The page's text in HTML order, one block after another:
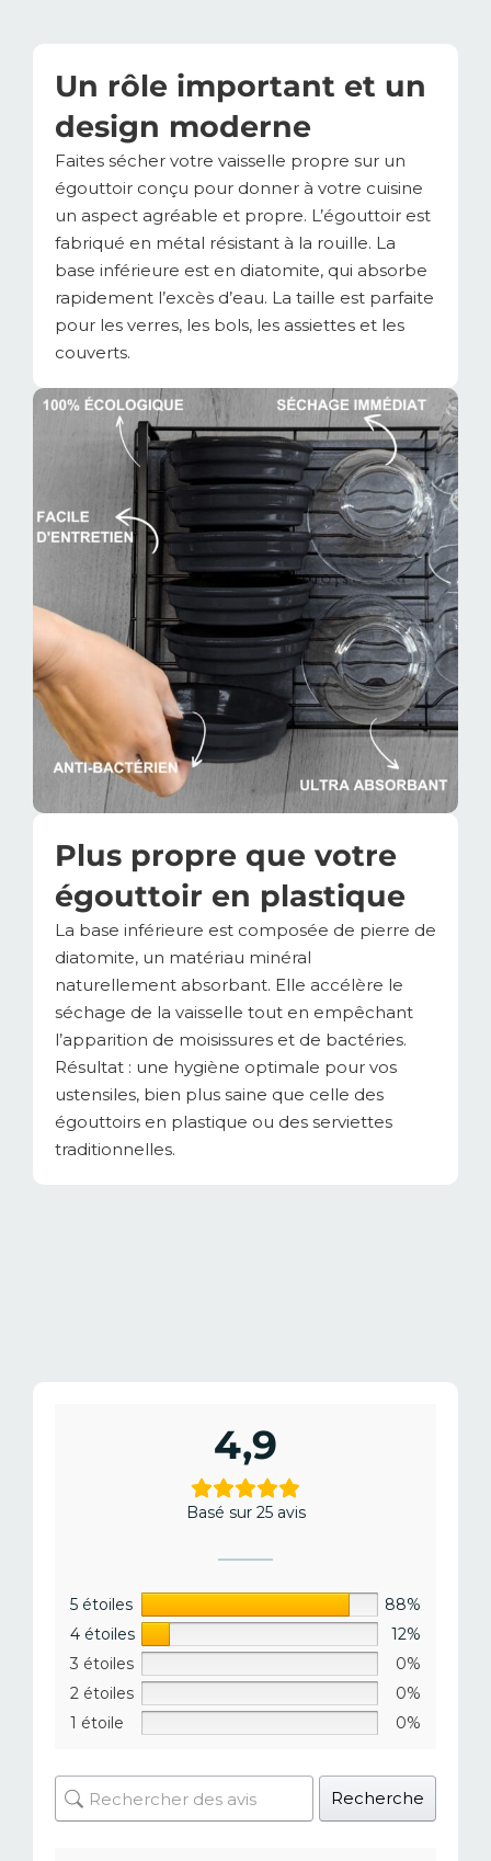
Un rôle important et un
design moderne
Faites sécher votre vaisselle propre sur un
égouttoir conçu pour donner à votre cuisine
un aspect agréable et propre. L’égouttoir est
fabriqué en métal résistant à la rouille. La
base inférieure est en diatomite, qui absorbe
rapidement l’excès d’eau. La taille est parfaite
pour les verres, les bols, les assiettes et les
couverts.
Plus propre que votre
égouttoir en plastique
La base inférieure est composée de pierre de
diatomite, un matériau minéral
naturellement absorbant. Elle accélère le
séchage de la vaisselle tout en empêchant
l’apparition de moisissures et de bactéries.
Résultat : une hygiène optimale pour vos
ustensiles, bien plus saine que celle des
égouttoirs en plastique ou des serviettes
traditionnelles.
4,9
Basé sur 25 avis
5 étoiles
88%
4 étoiles
12%
3 étoiles
0%
2 étoiles
0%
1 étoile
0%
Recherche